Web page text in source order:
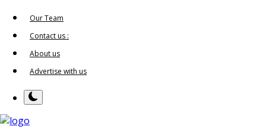
Our Team
Contact us :
About us
Advertise with us